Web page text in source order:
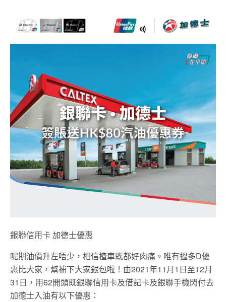
銀聯信用卡 加德士優惠
呢期油價升左唔少，相信揸車既都好肉痛。唯有搵多D優
惠比大家，幫補下大家銀包啦！由2021年11月1日至12月
31日，用62開頭既銀聯信用卡及借記卡及銀聯手機閃付去
加德士入油有以下優惠：